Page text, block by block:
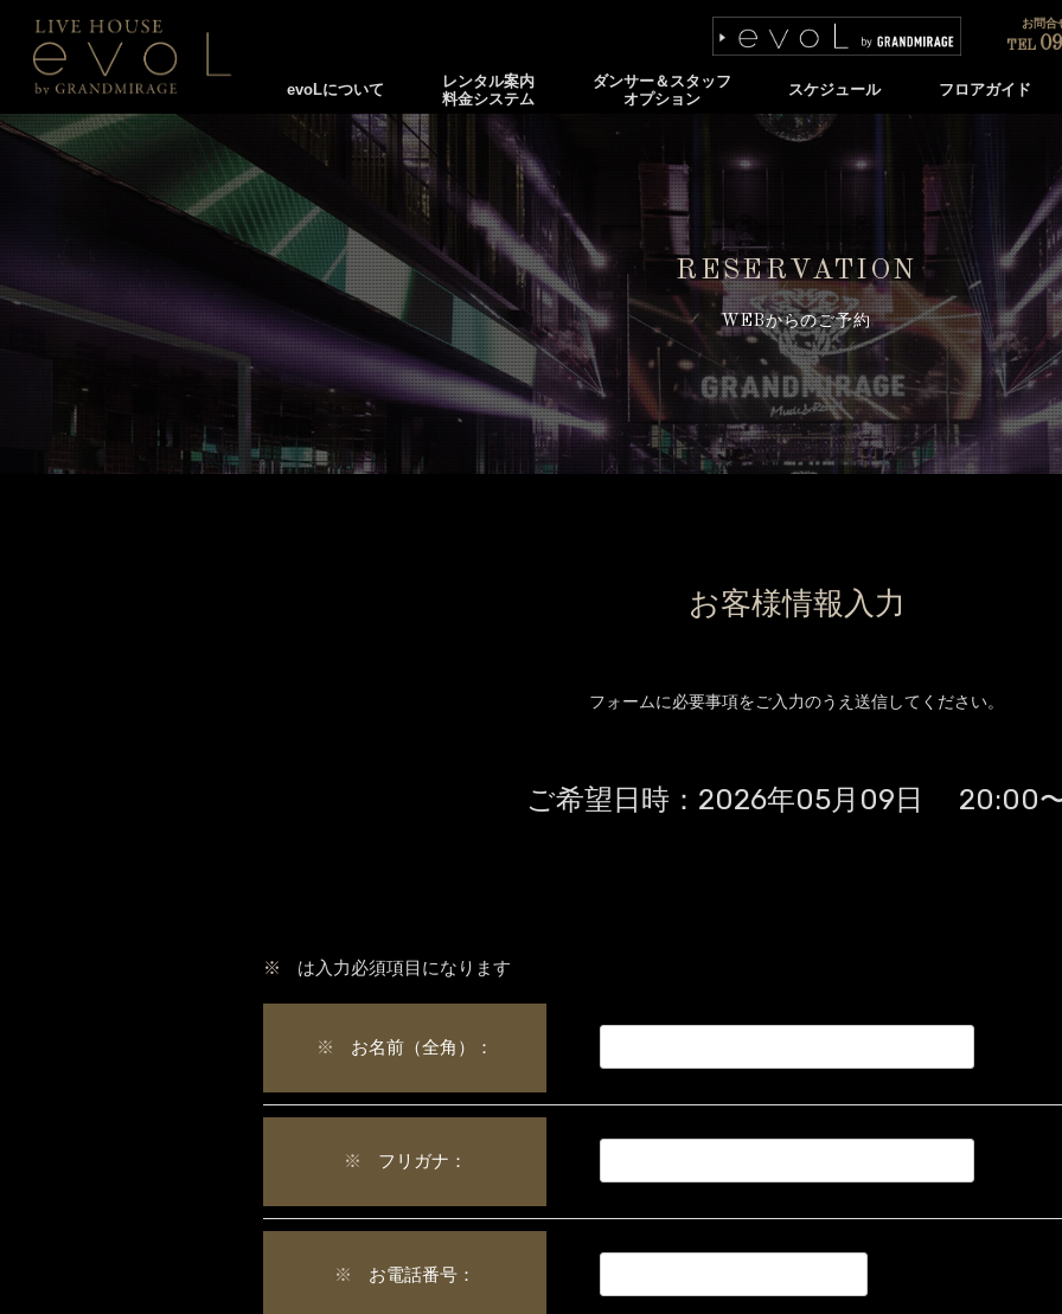
evoLについて
レンタル案内
料金システム
ダンサー＆スタッフ
オプション
スケジュール フロアガイド
お問合
TEL
RESERVATION
WEBからのご予約
お客様情報入力
フォームに必要事項をご入力のうえ送信してください。
ご希望日時： 2026年05月09日 20:00
※ は入力必須項目になります
※ お名前（全角）：
※ フリガナ：
※ お電話番号：